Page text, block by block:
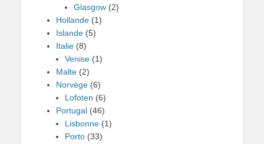
Glasgow (2)
Hollande (1)
Islande (5)
Italie (8)
Venise (1)
Malte (2)
Norvège (6)
Lofoten (6)
Portugal (46)
Lisbonne (1)
Porto (33)